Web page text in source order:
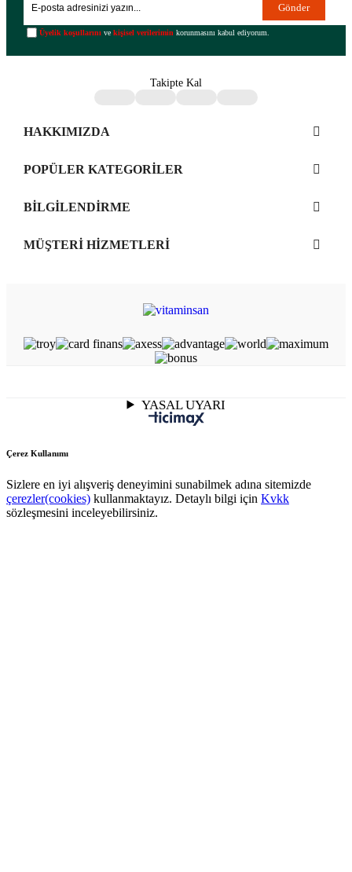
Gönder
Üyelik koşullarınıve kişisel verilerimin korunmasını kabul ediyorum.
Takipte Kal
HAKKIMIZDA
POPÜLER KATEGORİLER
BİLGİLENDİRME
MÜŞTERİ HİZMETLERİ
YASAL UYARI
Çerez Kullanımı
Sizlere en iyi alışveriş deneyimini sunabilmek adına sitemizde
çerezler(cookies) kullanmaktayız. Detaylı bilgi için Kvkk
sözleşmesini inceleyebilirsiniz.